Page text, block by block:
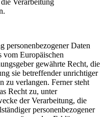
Verarbeitung
personenbezogener Daten
vom Europäischen
gewährte Recht, die
sie betreffender unrichtiger
zu verlangen. Ferner steht
Recht zu, unter
der Verarbeitung, die
personenbezogener